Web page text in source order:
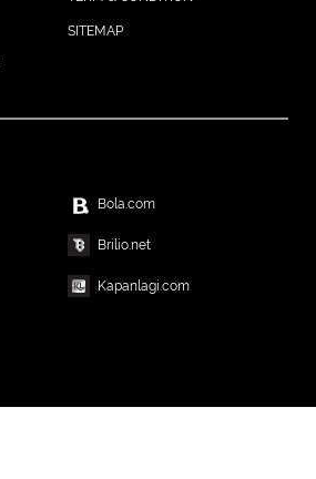
SITEMAP
Bola.com
Brilio.net
Kapanlagi.com